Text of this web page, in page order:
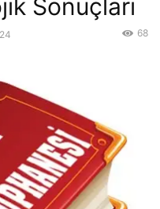
Sonuçları
68